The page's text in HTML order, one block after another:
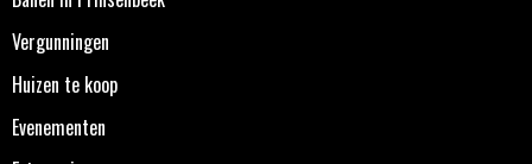
Vergunningen
Huizen te koop
Evenementen